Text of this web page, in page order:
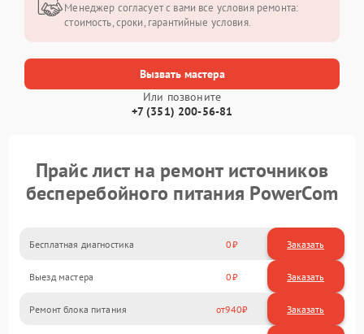
Вызвать мастера
Или позвоните
+7 (351) 200-56-81
Менеджер согласует с вами все условия ремонта:
стоимость, сроки, гарантийные условия.
Прайс лист на ремонт источников
бесперебойного питания PowerCom
Бесплатная диагностика 0 Заказать
Выезд мастера 0 Заказать
Ремонт блока питания 940